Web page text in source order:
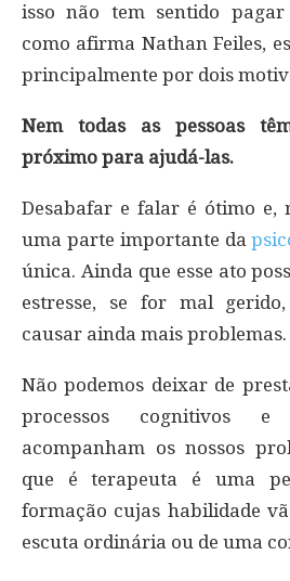
isso não tem sentido
como afirma Nathan Feiles,
principalmente por dois
Nem todas as pessoas
próximo para ajudá-las.
Desabafar e falar é ótimo e,
uma parte importante da
única. Ainda que esse ato
estresse, se for mal
causar ainda mais problemas.
Não podemos deixar de
processos cognitivos e
acompanham os nossos
que é terapeuta é uma
formação cujas habilidade
escuta ordinária ou de uma